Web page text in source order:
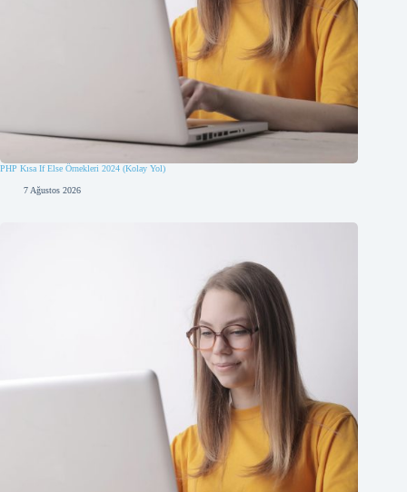
PHP Kısa If Else Örnekleri 2024 (Kolay Yol)
7 Ağustos 2026